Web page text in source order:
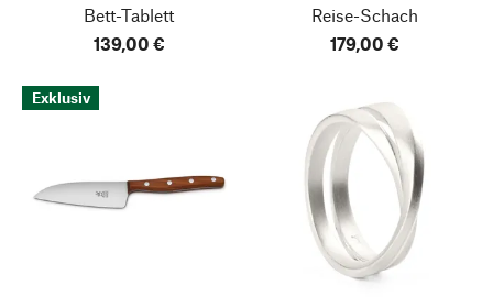
Bett-Tablett
139,00 €
Reise-Schach
179,00 €
Exklusiv